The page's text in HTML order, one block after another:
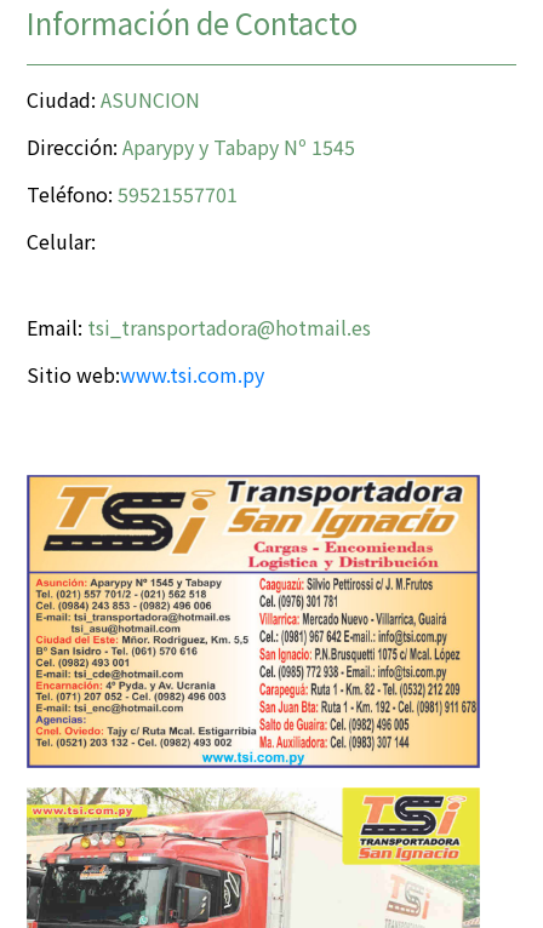
Información de Contacto
Ciudad: ASUNCION
Dirección: Aparypy y Tabapy Nº 1545
Teléfono: 59521557701
Celular:
Email: tsi_transportadora@hotmail.es
Sitio web:www.tsi.com.py